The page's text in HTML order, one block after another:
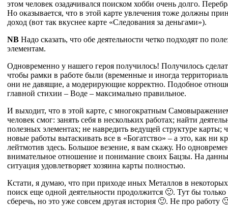
этом человек озадачивался поиском хобби очень долго.
Но оказывается, что в этой карте увлечения тоже должны
доход (вот так вкуснее карте «Следования за деньгами»).
NB Надо сказать, что обе деятельности четко подходят по
элементам.
Одновременно у нашего героя получилось! Получилось
чтобы рамки в работе были (временные и иногда
они не давящие, а модерирующие корректно. Подобное
главной стихии – Воде – максимально правильное.
И выходит, что в этой карте, с многократным
человек смог: занять себя в нескольких работах; найти
полезных элементах; не навредить ведущей структуре карты;
новые работы вытаскивать все в «Богатство» – а это, как ни
лейтмотив здесь. Большое везение, я вам скажу. Но
внимательное отношение и понимание своих Бацзы. На
ситуация удовлетворяет хозяина карты полностью.
Кстати, я думаю, что при приходе иных Металлов в
поиск еще одной деятельности продолжится 🙂. Тут бы только
сберечь, но это уже совсем другая история 🙂. Не про работу